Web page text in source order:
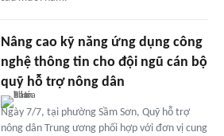
Nâng cao kỹ năng ứng dụng công
nghệ thông tin cho đội ngũ cán bộ
quỹ hỗ trợ nông dân
Ngày 7/7, tại phường Sầm Sơn, Quỹ hỗ trợ
nông dân Trung ương phối hợp với đơn vị cung